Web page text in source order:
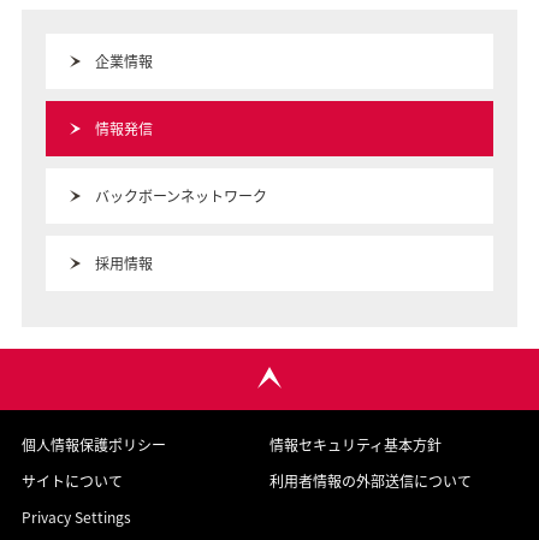
企業情報
情報発信
バックボーンネットワーク
採用情報
個人情報保護ポリシー
情報セキュリティ基本方針
サイトについて
利用者情報の外部送信について
Privacy Settings